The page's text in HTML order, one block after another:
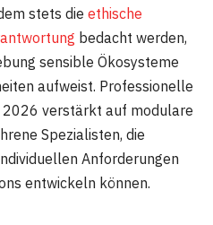
stets die ethische
bedacht werden,
sensible Ökosysteme
aufweist. Professionelle
verstärkt auf modulare
Spezialisten, die
Anforderungen
entwickeln können.